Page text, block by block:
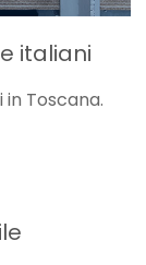
italiani
Toscana.